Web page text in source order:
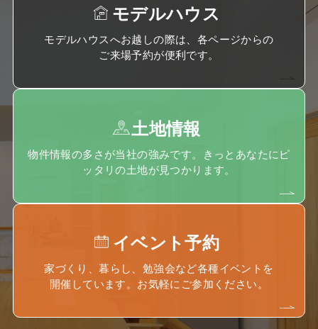
モデルハウス
モデルハウスへお越しの際は、各ページからの
ご来場予約が便利です。
土地情報
物件情報の多さが当社の強みです。きっとあなたにピ
ッタリの土地が見つかります。
イベント予約
家づくり、暮らし、勉強会など各種イベントを
開催しています。お気軽にご参加ください。